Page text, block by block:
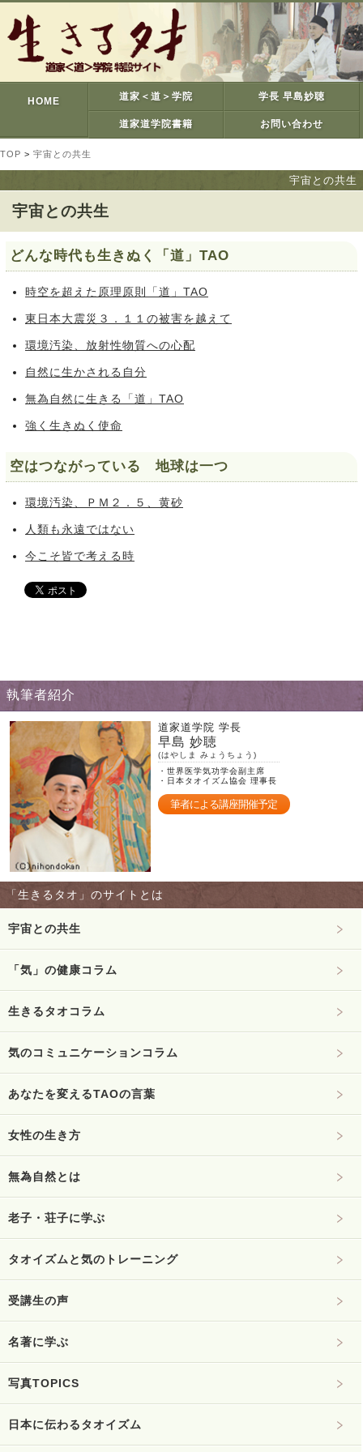
HOME 道家＜道＞学院 学長 早島妙聴
道家道学院書籍 お問い合わせ
TOP > 宇宙との共生
宇宙との共生
宇宙との共生
どんな時代も生きぬく「道」TAO
時空を超えた原理原則「道」TAO
東日本大震災３．１１の被害を越えて
環境汚染、放射性物質への心配
自然に生かされる自分
無為自然に生きる「道」TAO
強く生きぬく使命
空はつながっている 地球は一つ
環境汚染、ＰＭ２．５、黄砂
人類も永遠ではない
今こそ皆で考える時
執筆者紹介
道家道学院 学長
早島 妙聴
(はやしま みょうちょう)
・世界医学気功学会副主席
・日本タオイズム協会 理事長
筆者による講座開催予定
「生きるタオ」のサイトとは
宇宙との共生
「気」の健康コラム
生きるタオコラム
気のコミュニケーションコラム
あなたを変えるTAOの言葉
女性の生き方
無為自然とは
老子・荘子に学ぶ
タオイズムと気のトレーニング
受講生の声
名著に学ぶ
写真TOPICS
日本に伝わるタオイズム